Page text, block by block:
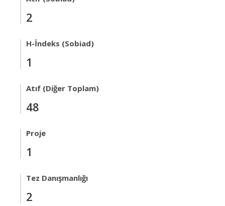
2
H-İndeks (Sobiad)
1
Atıf (Diğer Toplam)
48
Proje
1
Tez Danışmanlığı
2